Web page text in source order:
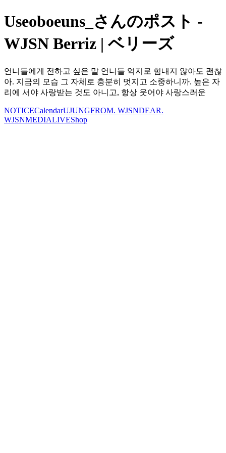
Useoboeuns_さんのポスト -
WJSN Berriz | ベリーズ
언니들에게 전하고 싶은 말 언니들 억지로 힘내지 않아도 괜찮
아. 지금의 모습 그 자체로 충분히 멋지고 소중하니까. 높은 자
리에 서야 사랑받는 것도 아니고, 항상 웃어야 사랑스러운
NOTICECalendarUJUNGFROM. WJSNDEAR.
WJSNMEDIALIVEShop